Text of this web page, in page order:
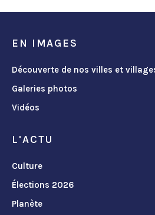
EN IMAGES
Découverte de nos villes et
Galeries photos
Vidéos
L'ACTU
Culture
Élections 2026
Planète